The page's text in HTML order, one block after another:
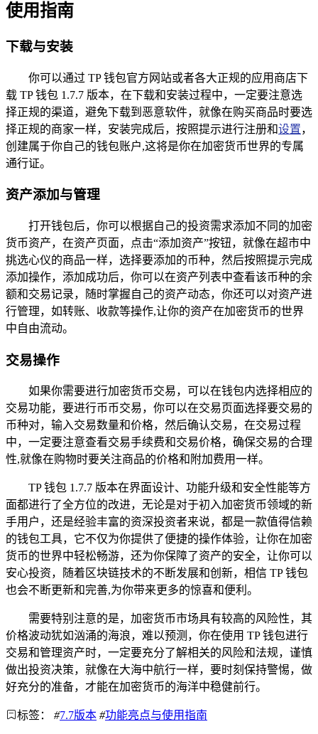
使用指南
下载与安装
你可以通过 TP 钱包官方网站或者各大正规的应用商店下
载 TP 钱包 1.7.7 版本，在下载和安装过程中，一定要注意选
择正规的渠道，避免下载到恶意软件，就像在购买商品时要选
择正规的商家一样，安装完成后，按照提示进行注册和设置，
创建属于你自己的钱包账户,这将是你在加密货币世界的专属
通行证。
资产添加与管理
打开钱包后，你可以根据自己的投资需求添加不同的加密
货币资产，在资产页面，点击“添加资产”按钮，就像在超市中
挑选心仪的商品一样，选择要添加的币种，然后按照提示完成
添加操作，添加成功后，你可以在资产列表中查看该币种的余
额和交易记录，随时掌握自己的资产动态，你还可以对资产进
行管理，如转账、收款等操作,让你的资产在加密货币的世界
中自由流动。
交易操作
如果你需要进行加密货币交易，可以在钱包内选择相应的
交易功能，要进行币币交易，你可以在交易页面选择要交易的
币种对，输入交易数量和价格，然后确认交易，在交易过程
中，一定要注意查看交易手续费和交易价格，确保交易的合理
性,就像在购物时要关注商品的价格和附加费用一样。
TP 钱包 1.7.7 版本在界面设计、功能升级和安全性能等方
面都进行了全方位的改进，无论是对于初入加密货币领域的新
手用户，还是经验丰富的资深投资者来说，都是一款值得信赖
的钱包工具，它不仅为你提供了便捷的操作体验，让你在加密
货币的世界中轻松畅游，还为你保障了资产的安全，让你可以
安心投资，随着区块链技术的不断发展和创新，相信 TP 钱包
也会不断更新和完善,为你带来更多的惊喜和便利。
需要特别注意的是，加密货币市场具有较高的风险性，其
价格波动犹如汹涌的海浪，难以预测，你在使用 TP 钱包进行
交易和管理资产时，一定要充分了解相关的风险和法规，谨慎
做出投资决策，就像在大海中航行一样，要时刻保持警惕，做
好充分的准备，才能在加密货币的海洋中稳健前行。
标签： #7.7版本 #功能亮点与使用指南